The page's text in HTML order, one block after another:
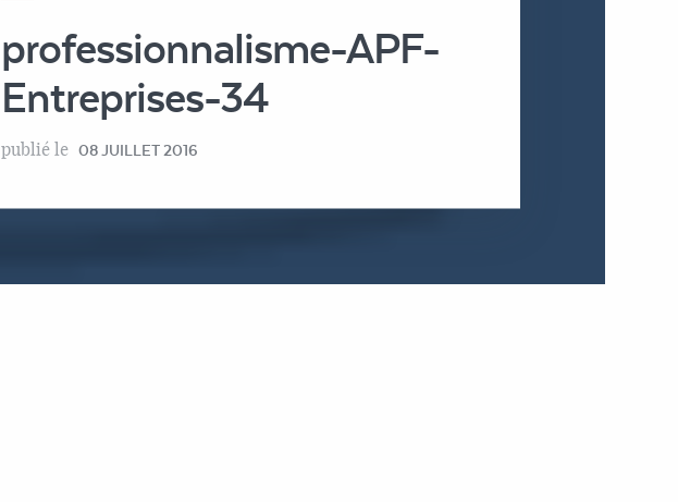
professionnalisme-APF-
Entreprises-34
publié le 08 JUILLET 2016